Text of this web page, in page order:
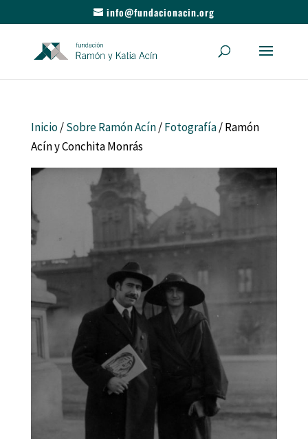
info@fundacionacin.org
Inicio/Sobre Ramón Acín/Fotografía/ Ramón
Acín y Conchita Monrás